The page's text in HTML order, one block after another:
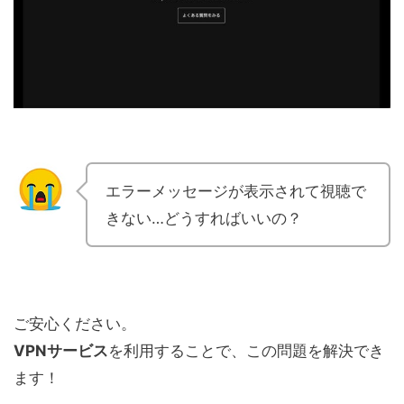
エラーメッセージが表示されて視聴で
きない…どうすればいいの？
ご安心ください。
VPNサービスを利用することで、この問題を解決でき
ます！